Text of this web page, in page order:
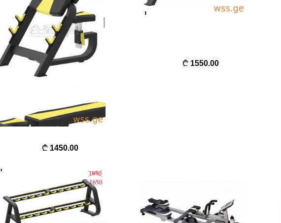
1450.00
1550.00